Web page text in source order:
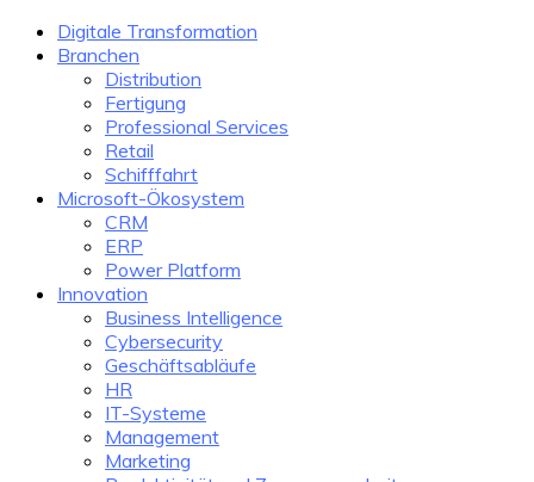
Digitale Transformation
Branchen
Distribution
Fertigung
Professional Services
Retail
Schifffahrt
Microsoft-Ökosystem
CRM
ERP
Power Platform
Innovation
Business Intelligence
Cybersecurity
Geschäftsabläufe
HR
IT-Systeme
Management
Marketing